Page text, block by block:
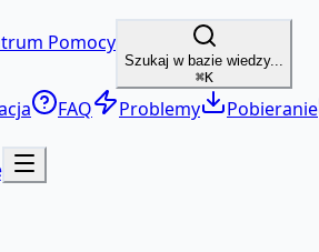
Pomocy
Szukaj w bazie wiedzy...
⌘K
FAQ Problemy Pobieranie